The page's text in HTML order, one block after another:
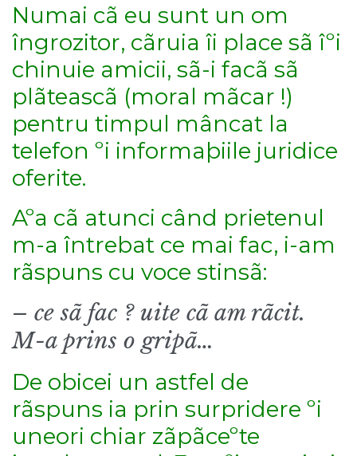
Numai cã eu sunt un om
îngrozitor, cãruia îi place sã îºi
chinuie amicii, sã-i facã sã
plãteascã (moral mãcar !)
pentru timpul mâncat la
telefon ºi informaþiile juridice
oferite.
Aºa cã atunci când prietenul
m-a întrebat ce mai fac, i-am
rãspuns cu voce stinsã:
– ce sã fac ? uite cã am rãcit.
M-a prins o gripã…
De obicei un astfel de
rãspuns ia prin surpridere ºi
uneori chiar zãpãceºte